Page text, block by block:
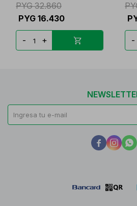
PYG 32.860
PYG 16.430
- + -
  